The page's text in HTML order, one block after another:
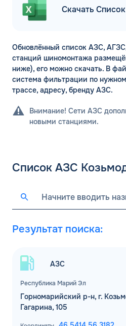
Скачать
Обновлённый список АЗС,
станций шиномонтажа
ниже), его можно скачать. В
система фильтрации по
трассе, адресу, бренду АЗС.
Внимание! Сети АЗС
новыми станциями.
Список АЗС
Результат поиска:
Республика Марий Эл
АЗС
Горномарийский р-н, г.
Гагарина, 105